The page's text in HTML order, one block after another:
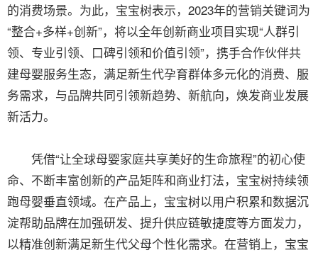
的消费场景。为此，宝宝树表示，2023年的营销关键词为
“整合+多样+创新”，将以全年创新商业项目实现“人群引
领、专业引领、口碑引领和价值引领”，携手合作伙伴共
建母婴服务生态，满足新生代孕育群体多元化的消费、服
务需求，与品牌共同引领新趋势、新航向，焕发商业发展
新活力。
凭借“让全球母婴家庭共享美好的生命旅程”的初心使
命、不断丰富创新的产品矩阵和商业打法，宝宝树持续领
跑母婴垂直领域。在产品上，宝宝树以用户积累和数据沉
淀帮助品牌在加强研发、提升供应链敏捷度等方面发力，
以精准创新满足新生代父母个性化需求。在营销上，宝宝